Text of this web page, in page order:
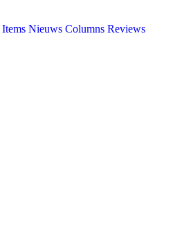
Nieuws Columns Reviews